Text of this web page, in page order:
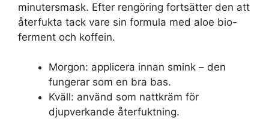
minutersmask. Efter rengöring fortsätter den att
återfukta tack vare sin formula med aloe bio-
ferment och koffein.
Morgon: applicera innan smink – den
fungerar som en bra bas.
Kväll: använd som nattkräm för
djupverkande återfuktning.